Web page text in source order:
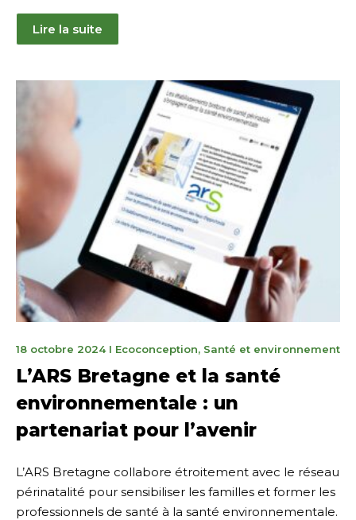
Lire la suite
18 octobre 202423
2024
I Ecoconception, Santé et environnement
L’ARS Bretagne et la santé
environnementale : un
partenariat pour l’avenir
L’ARS Bretagne collabore étroitement avec le réseau
périnatalité pour sensibiliser les familles et former les
professionnels de santé à la santé environnementale.